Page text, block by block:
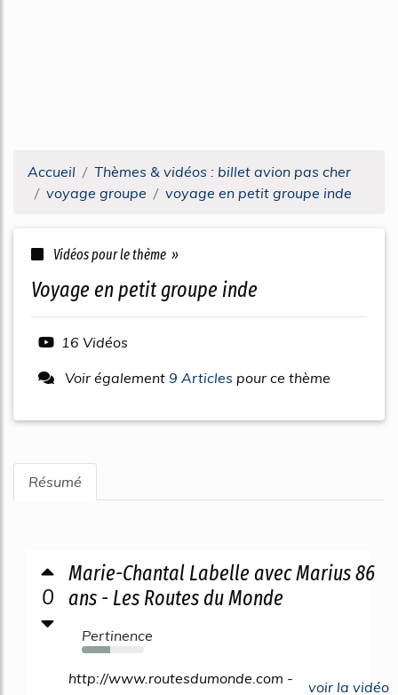
Accueil
Thèmes & vidéos : billet avion pas cher
voyage groupe
voyage en petit groupe inde
Vidéos pour le thème »
voyage en petit groupe inde
16 Vidéos
Voir également 9 Articles pour ce thème
Résumé
0
Marie-Chantal Labelle avec Marius 86
ans - Les Routes du Monde
Pertinence
46%
voir la vidéo
http://www.routesdumonde.com -